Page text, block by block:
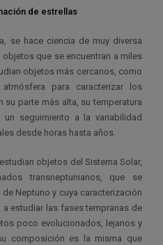
de estrellas
se hace ciencia de muy diversa
que se encuentran a miles
objetos más cercanos, como
para caracterizar los
parte más alta, su temperatura
seguimiento a la variabilidad
desde horas hasta años.
objetos del Sistema Solar,
transneptunianos, que se
Neptuno y cuya caracterización
estudiar las fases tempranas de
poco evolucionados, lejanos y
composición es la misma que